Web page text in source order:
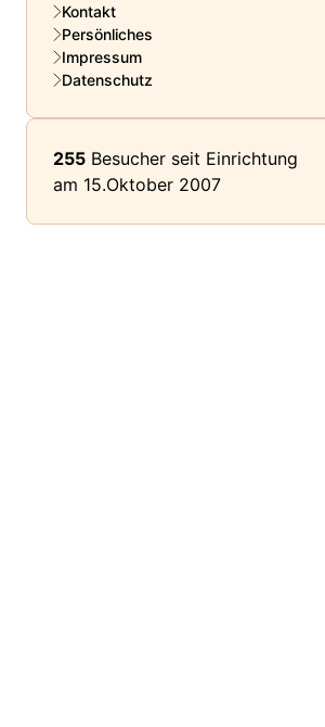
Kontakt
Persönliches
Impressum
Datenschutz
255 Besucher seit Einrichtung
am 15.Oktober 2007